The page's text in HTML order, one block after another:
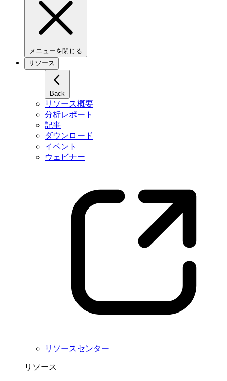
メニューを閉じる
リソース
Back
リソース概要
分析レポート
記事
ダウンロード
イベント
ウェビナー
リソースセンター
リソース